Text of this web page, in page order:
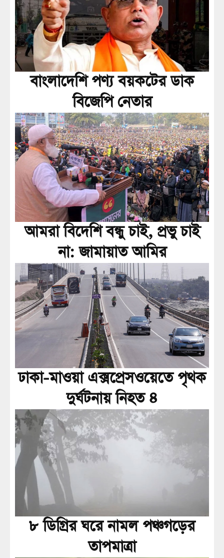
বাংলাদেশি পণ্য বয়কটের ডাক
বিজেপি নেতার
আমরা বিদেশি বন্ধু চাই, প্রভু চাই
না: জামায়াত আমির
ঢাকা-মাওয়া এক্সপ্রেসওয়েতে পৃথক
দুর্ঘটনায় নিহত ৪
৮ ডিগ্রির ঘরে নামল পঞ্চগড়ের
তাপমাত্রা